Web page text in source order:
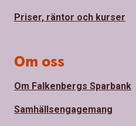
Priser, räntor och kurser
Om oss
Om Falkenbergs Sparbank
Samhällsengagemang